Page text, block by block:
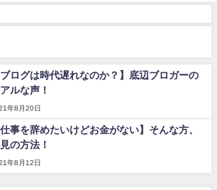
ブログは時代遅れなのか？】底辺ブロガーの
ルな声！
年8月20日
仕事を辞めたいけどお金がない】そんな方、
の方法！
年8月12日